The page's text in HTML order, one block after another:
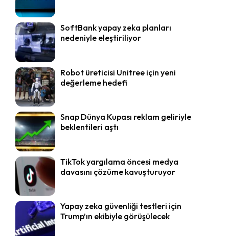
SoftBank yapay zeka planları
nedeniyle eleştiriliyor
Robot üreticisi Unitree için yeni
değerleme hedefi
Snap Dünya Kupası reklam geliriyle
beklentileri aştı
TikTok yargılama öncesi medya
davasını çözüme kavuşturuyor
Yapay zeka güvenliği testleri için
Trump’ın ekibiyle görüşülecek